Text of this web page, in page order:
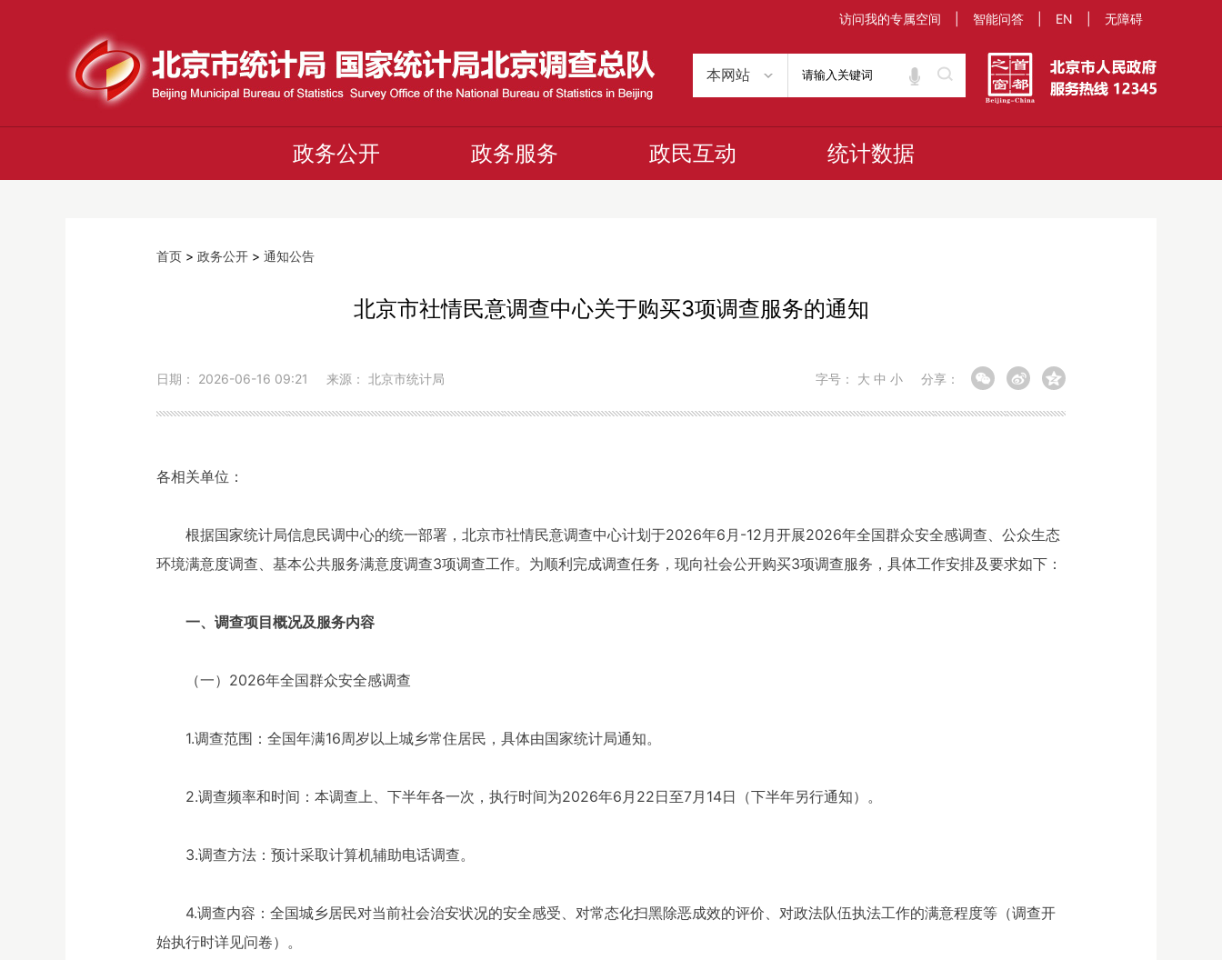
访问我的专属空间 智能问答 EN 无障碍
政务公开 政务服务 政民互动 统计数据
首页 > 政务公开 > 通知公告
北京市社情民意调查中心关于购买3项调查服务的通知
字号： 大 中 小 分享：
日期： 2026-06-16 09:21 来源： 北京市统计局
各相关单位：
根据国家统计局信息民调中心的统一部署，北京市社情民意调查中心计划于2026年6月-12月开展2026年全国群众安全感调查、公众生态
环境满意度调查、基本公共服务满意度调查3项调查工作。为顺利完成调查任务，现向社会公开购买3项调查服务，具体工作安排及要求如下：
一、调查项目概况及服务内容
（一）2026年全国群众安全感调查
1.调查范围：全国年满16周岁以上城乡常住居民，具体由国家统计局通知。
2.调查频率和时间：本调查上、下半年各一次，执行时间为2026年6月22日至7月14日（下半年另行通知）。
3.调查方法：预计采取计算机辅助电话调查。
4.调查内容：全国城乡居民对当前社会治安状况的安全感受、对常态化扫黑除恶成效的评价、对政法队伍执法工作的满意程度等（调查开
始执行时详见问卷）。